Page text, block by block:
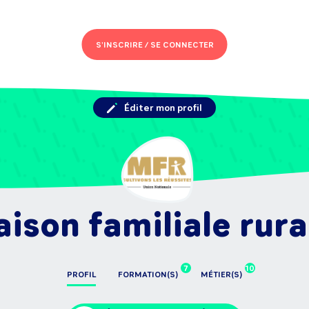
S'INSCRIRE /SE CONNECTER
familiale
PROFIL
7
FORMATION(S)
10
MÉTIER(S)
Éditer mon profil